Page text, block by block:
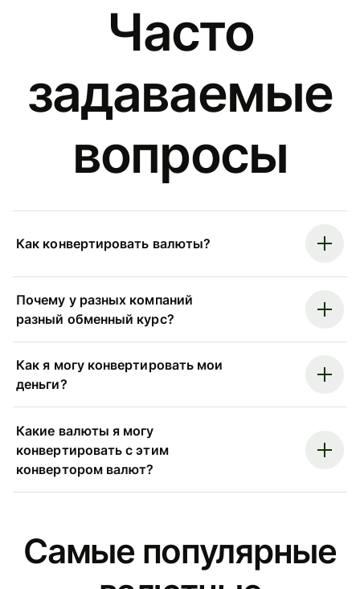
Часто
задаваемые
вопросы
Как конвертировать валюты?
Почему у разных компаний
разный обменный курс?
Как я могу конвертировать мои
деньги?
Какие валюты я могу
конвертировать с этим
конвертором валют?
Самые популярные